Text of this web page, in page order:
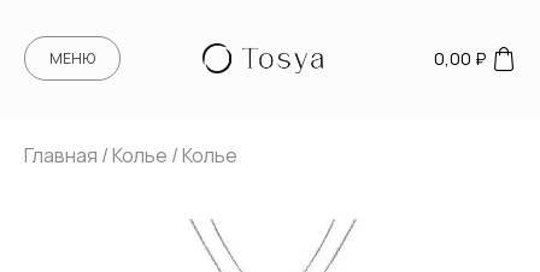
МЕНЮ 0,00 ₽
Главная /Колье / Колье